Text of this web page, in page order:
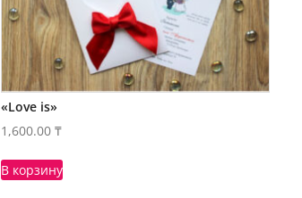
«Love is»
1,600.00₸
В корзину